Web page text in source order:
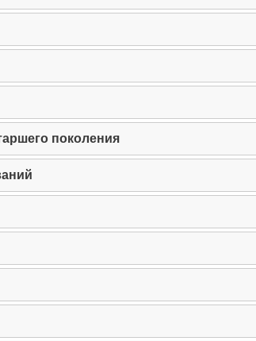
поколения